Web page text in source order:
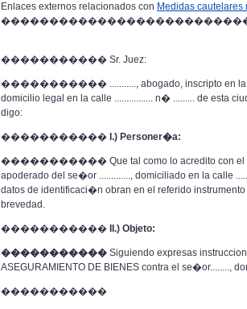
Enlaces externos relacionados con Medidas
����������� Sr. Juez:
����������� ..........., abogado, inscripto en la
domicilio legal en la calle ................ n� ......... de esta
digo:
����������� I.) Personer�a:
����������� Que tal como lo acredito con el
apoderado del se�or ............., domiciliado en la calle
datos de identificaci�n obran en el referido
brevedad.
����������� II.) Objeto:
����������� Siguiendo expresas
ASEGURAMIENTO DE BIENES contra el se�or........,
�����������